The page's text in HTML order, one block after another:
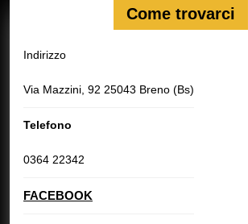
Come trovarci
Indirizzo
Via Mazzini, 92 25043 Breno (Bs)
Telefono
0364 22342
FACEBOOK